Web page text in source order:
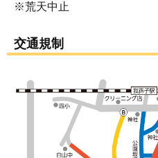
※荒天中止
交通規制